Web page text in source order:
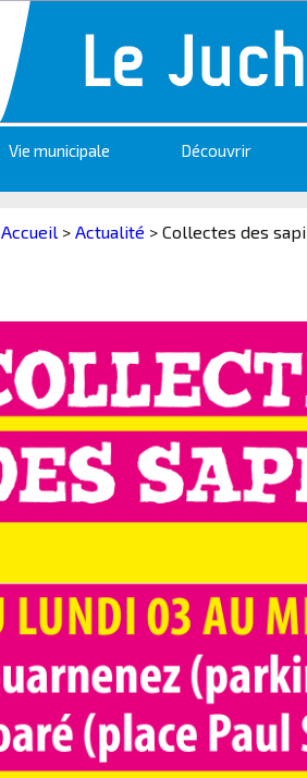
Vie municipale Découvrir
Accueil> Actualité > Collectes des